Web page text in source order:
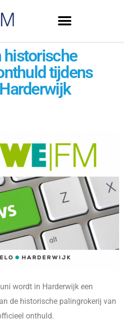
historische
tijdens
wordt in Harderwijk een
de historische palingrokerij van
onthuld.